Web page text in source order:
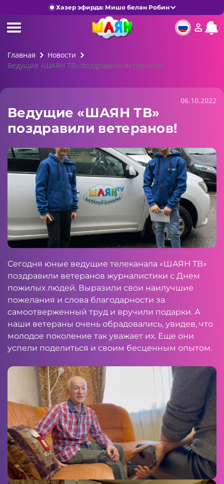
Хәзер эфирда: Мишо белән Робин
Главная
Новости
Ведущие «ШАЯН ТВ» поздравили ветеранов!
06.10.2022
Ведущие «ШАЯН ТВ»
поздравили ветеранов!
Сегодня юные ведущие телеканала «ШАЯН ТВ»
поздравили ветеранов журналистики с Днем
пожилых людей. Выразили свои наилучшие
пожелания и слова благодарности за
самоотверженный труд и вручили подарки. А
наши ветераны очень обрадовались, увидев, что
молодое поколение так уважает их. Еще они
успели поделиться и своим бесценным опытом.